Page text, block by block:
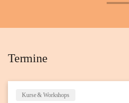
Termine
Kurse & Workshops